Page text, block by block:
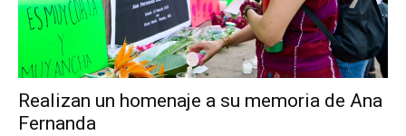
Realizan un homenaje a su memoria de Ana
Fernanda